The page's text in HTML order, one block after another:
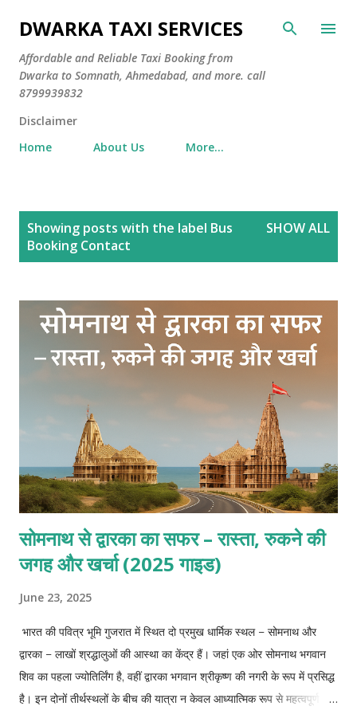
Skip to main content
DWARKA TAXI SERVICES
Affordable and Reliable Taxi Booking from
Dwarka to Somnath, Ahmedabad, and more. call
8799939832
Disclaimer
Home
About Us More…
Showing posts with the label Bus
Booking Contact
SHOW ALL
सोमनाथ से द्वारका का सफर – रास्ता, रुकने की
जगह और खर्चा (2025 गाइड)
June 23, 2025
भारत की पवित्र भूमि गुजरात में स्थित दो प्रमुख धार्मिक स्थल – सोमनाथ और
द्वारका – लाखों श्रद्धालुओं की आस्था का केंद्र हैं। जहां एक ओर सोमनाथ भगवान
शिव का पहला ज्योतिर्लिंग है, वहीं द्वारका भगवान श्रीकृष्ण की नगरी के रूप में प्रसिद्ध
है। इन दोनों तीर्थस्थलों के बीच की यात्रा न केवल आध्यात्मिक रूप से महत्वपूर्ण है,